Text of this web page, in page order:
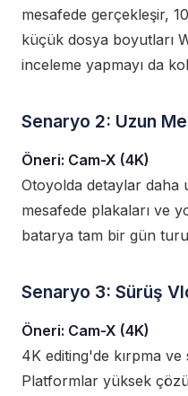
mesafede gerçekleşir,
küçük dosya boyutları
inceleme yapmayı da
Senaryo 2: Uzun
Öneri: Cam-X (4K)
Otoyolda detaylar daha
mesafede plakaları ve
batarya tam bir gün
Senaryo 3: Sürüş
Öneri: Cam-X (4K)
4K editing'de kırpma
Platformlar yüksek